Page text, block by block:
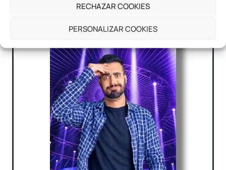
RECHAZAR COOKIES
PERSONALIZAR COOKIES